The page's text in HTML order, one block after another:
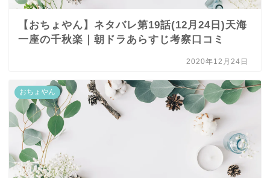
【おちょやん】ネタバレ第19話(12月24日)天海
一座の千秋楽｜朝ドラあらすじ考察口コミ
2020年12月24日
おちょやん